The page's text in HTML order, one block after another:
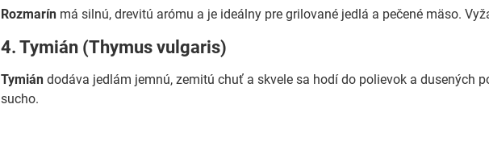
Rozmarín má silnú, drevitú arómu a je ideálny pre grilované jedlá a pečené mäso.
4. Tymián (Thymus vulgaris)
Tymián dodáva jedlám jemnú, zemitú chuť a skvele sa hodí do polievok a dusených
sucho.